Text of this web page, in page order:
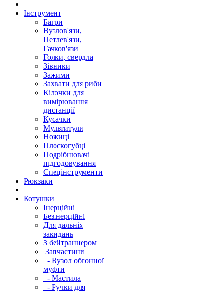
Інструмент
Багри
Вузлов'язи,
Петлев'язи,
Гачков'язи
Голки, свердла
Зівники
Зажими
Захвати для риби
Кілочки для
вимірювання
дистанції
Кусачки
Мультитули
Ножиці
Плоскогубці
Подрібнювачі
підгодовування
Спецінструменти
Рюкзаки
Котушки
Інерційні
Безінерційні
Для дальніх
закидань
З бейтраннером
Запчастини
- Вузол обгонної
муфти
- Мастила
- Ручки для